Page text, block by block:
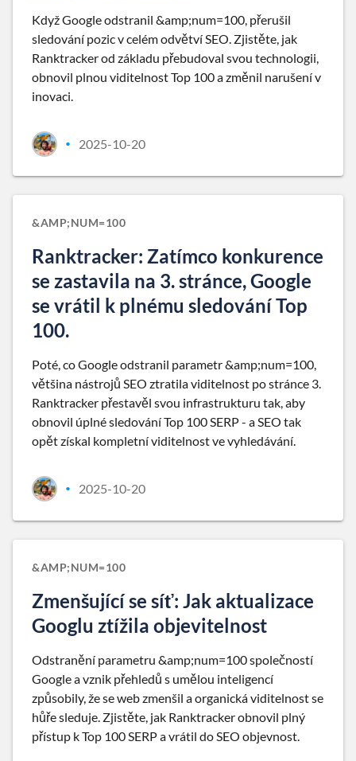
Když Google odstranil &amp;num=100, přerušil
sledování pozic v celém odvětví SEO. Zjistěte, jak
Ranktracker od základu přebudoval svou technologii,
obnovil plnou viditelnost Top 100 a změnil narušení v
inovaci.
• 2025-10-20
&AMP;NUM=100
Ranktracker: Zatímco konkurence
se zastavila na 3. stránce, Google
se vrátil k plnému sledování Top
100.
Poté, co Google odstranil parametr &amp;num=100,
většina nástrojů SEO ztratila viditelnost po stránce 3.
Ranktracker přestavěl svou infrastrukturu tak, aby
obnovil úplné sledování Top 100 SERP - a SEO tak
opět získal kompletní viditelnost ve vyhledávání.
• 2025-10-20
&AMP;NUM=100
Zmenšující se síť: Jak aktualizace
Googlu ztížila objevitelnost
Odstranění parametru &amp;num=100 společností
Google a vznik přehledů s umělou inteligencí
způsobily, že se web zmenšil a organická viditelnost se
hůře sleduje. Zjistěte, jak Ranktracker obnovil plný
přístup k Top 100 SERP a vrátil do SEO objevnost.